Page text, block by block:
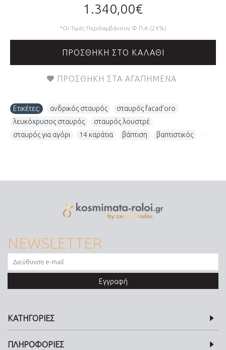
1.340,00€
*Οι Τιμές Περιλαμβάνουν Φ.Π.Α.(24%)
ΠΡΟΣΘΉΚΗ ΣΤΟ ΚΑΛΆΘΙ
ΠΡΟΣΘΉΚΗ ΣΤΑ ΑΓΑΠΗΜΈΝΑ
Ετικέτες: ανδρικός σταυρός σταυρός facad'oro
λευκόχρυσος σταυρός
σταυρός λουστρέ
σταυρός για αγόρι
14 καράτια βάπτιση βαπτιστικός
NEWSLETTER
Εγγραφή
ΚΑΤΗΓΟΡΙΕΣ
ΠΛΗΡΟΦΟΡΙΕΣ